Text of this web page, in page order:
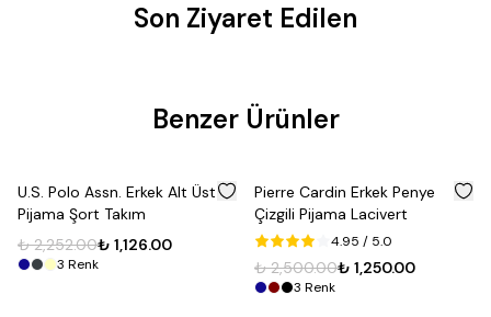
Son Ziyaret Edilen
Benzer Ürünler
%50
U.S. Polo Assn. Erkek Alt Üst
Pijama Şort Takım
₺ 2,252.00₺ 1,126.00
3 Renk
50
Pierre Cardin Erkek Penye
Çizgili Pijama Lacivert
4.95 / 5.0
₺ 2,500.00₺ 1,250.00
3 Renk